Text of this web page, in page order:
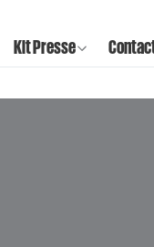
Kit Presse